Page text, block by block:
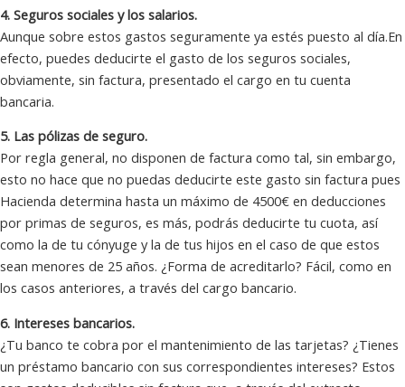
4. Seguros sociales y los salarios.
Aunque sobre estos gastos seguramente ya estés puesto al día.En
efecto, puedes deducirte el gasto de los seguros sociales,
obviamente, sin factura, presentado el cargo en tu cuenta
bancaria.
5. Las pólizas de seguro.
Por regla general, no disponen de factura como tal, sin embargo,
esto no hace que no puedas deducirte este gasto sin factura pues
Hacienda determina hasta un máximo de 4500€ en deducciones
por primas de seguros, es más, podrás deducirte tu cuota, así
como la de tu cónyuge y la de tus hijos en el caso de que estos
sean menores de 25 años. ¿Forma de acreditarlo? Fácil, como en
los casos anteriores, a través del cargo bancario.
6. Intereses bancarios.
¿Tu banco te cobra por el mantenimiento de las tarjetas? ¿Tienes
un préstamo bancario con sus correspondientes intereses? Estos